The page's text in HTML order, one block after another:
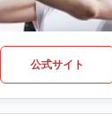
公式サイト